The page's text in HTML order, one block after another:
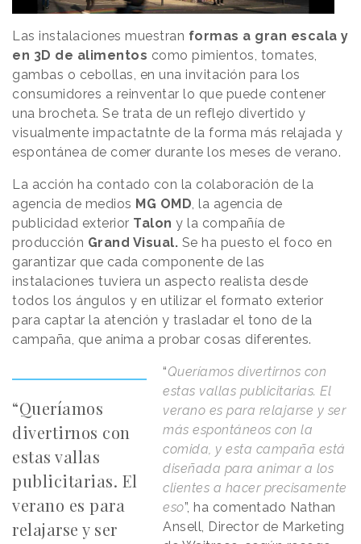
Las instalaciones muestran formas a gran escala y
en 3D de alimentos como pimientos, tomates,
gambas o cebollas, en una invitación para los
consumidores a reinventar lo que puede contener
una brocheta. Se trata de un reflejo divertido y
visualmente impactatnte de la forma más relajada y
espontánea de comer durante los meses de verano.
La acción ha contado con la colaboración de la
agencia de medios MG OMD, la agencia de
publicidad exterior Talon y la compañía de
producción Grand Visual. Se ha puesto el foco en
garantizar que cada componente de las
instalaciones tuviera un aspecto realista desde
todos los ángulos y en utilizar el formato exterior
para captar la atención y trasladar el tono de la
campaña, que anima a probar cosas diferentes.
“Queríamos
divertirnos con
estas vallas
publicitarias. El
verano es para
relajarse y ser
“Queríamos divertirnos con
estas vallas publicitarias. El
verano es para relajarse y ser
más espontáneos con la
comida, y esta campaña está
diseñada para animar a los
clientes a hacer precisamente
eso”, ha comentado Nathan
Ansell, Director de Marketing